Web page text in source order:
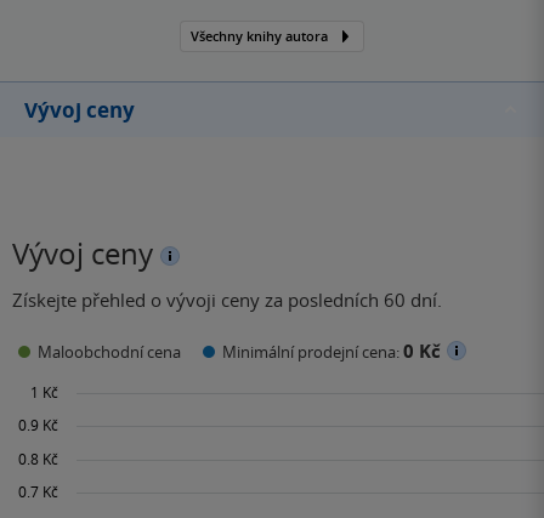
Všechny knihy autora
Vývoj ceny
Vývoj ceny
Získejte přehled o vývoji ceny za posledních 60 dní.
Maloobchodní cena Minimální prodejní cena:0 Kč